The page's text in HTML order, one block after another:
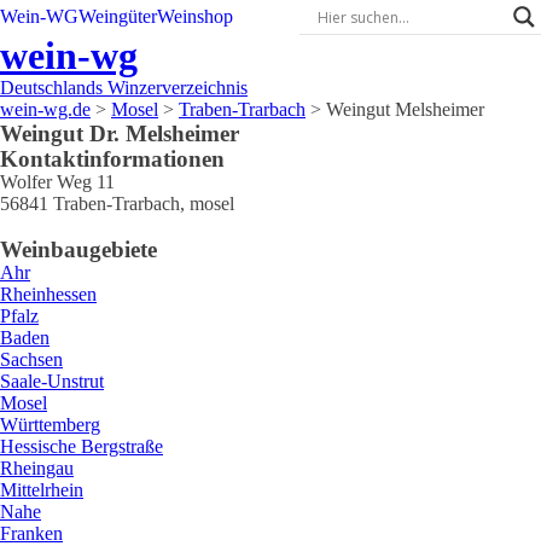
Wein-WGWeingüterWeinshop
wein-wg
Deutschlands Winzerverzeichnis
wein-wg.de > Mosel > Traben-Trarbach > Weingut Melsheimer
Weingut Dr. Melsheimer
Kontaktinformationen
Wolfer Weg 11
56841 Traben-Trarbach, mosel
Weinbaugebiete
Ahr
Rheinhessen
Pfalz
Baden
Sachsen
Saale-Unstrut
Mosel
Württemberg
Hessische Bergstraße
Rheingau
Mittelrhein
Nahe
Franken